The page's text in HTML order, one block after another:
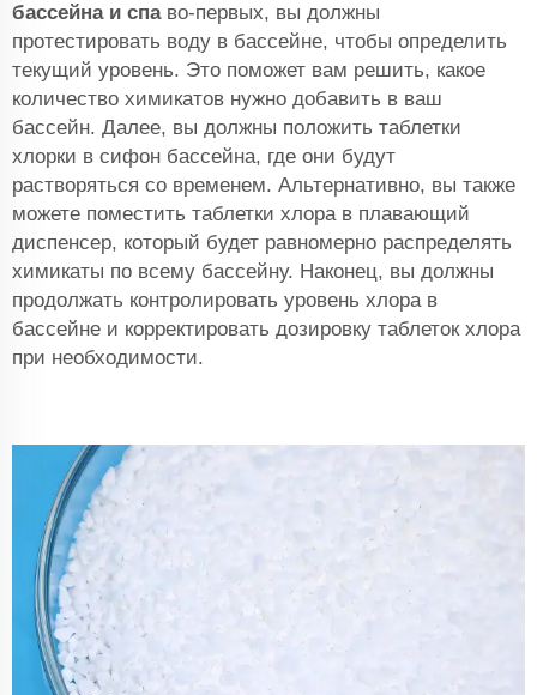
бассейна и спа во-первых, вы должны
протестировать воду в бассейне, чтобы определить
текущий уровень. Это поможет вам решить, какое
количество химикатов нужно добавить в ваш
бассейн. Далее, вы должны положить таблетки
хлорки в сифон бассейна, где они будут
растворяться со временем. Альтернативно, вы также
можете поместить таблетки хлора в плавающий
диспенсер, который будет равномерно распределять
химикаты по всему бассейну. Наконец, вы должны
продолжать контролировать уровень хлора в
бассейне и корректировать дозировку таблеток хлора
при необходимости.